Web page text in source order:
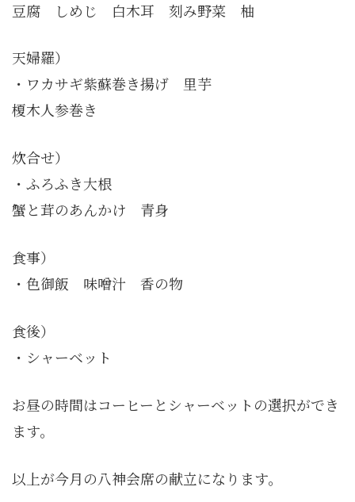
豆腐 しめじ 白木耳 刻み野菜 柚
天婦羅）
・ワカサギ紫蘇巻き揚げ 里芋
榎木人参巻き
炊合せ）
・ふろふき大根
蟹と茸のあんかけ 青身
食事）
・色御飯 味噌汁 香の物
食後）
・シャーベット
お昼の時間はコーヒーとシャーベットの選択ができ
ます。
以上が今月の八神会席の献立になります。